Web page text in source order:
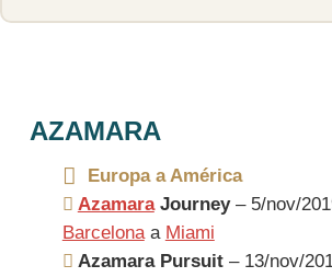
AZAMARA
Europa a América
AzamaraJourney– 5/nov/
Barcelonaa Miami
Azamara Pursuit– 13/nov/